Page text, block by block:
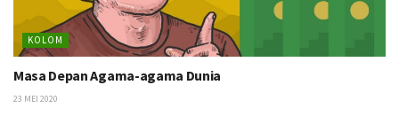
KOLOM
Masa Depan Agama-agama Dunia
23 MEI 2020